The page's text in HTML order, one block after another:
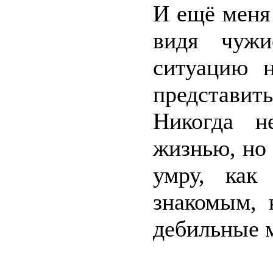
И ещё меня
видя
ситуацию
Никогда
жизнью, но
умру,
знакомым,
дебильные